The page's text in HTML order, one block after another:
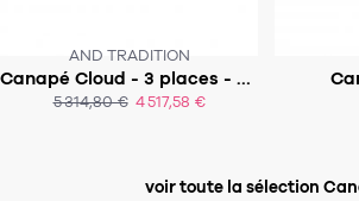
AND TRADITION
Canapé Cloud - 3 places - LN3.2
5 314,80 € 4 517,58 €
SOUS 8-9 SEMAINES
ACHAT EXPRESS
voir toute la sélection